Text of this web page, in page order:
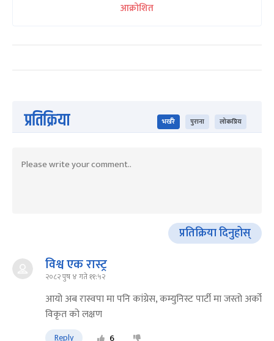
आक्रोशित
प्रतिक्रिया भर्खरै पुराना लोकप्रिय
प्रतिक्रिया दिनुहोस्
विश्व एक रास्ट्र
२०८२ पुष ४ गते ११:५२
आयो अब रास्वपा मा पनि कांग्रेस, कम्युनिस्ट पार्टी मा जस्तो अर्को
विकृत को लक्षण
Reply